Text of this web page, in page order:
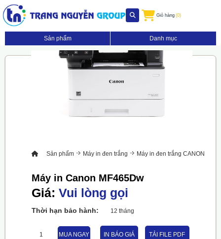
Giỏ hàng (0)
Sản phẩm Danh mục
Sản phẩm Máy in đen trắng Máy in đen trắng CANON
Máy in Canon MF465Dw
Giá: Vui lòng gọi
Thời hạn bảo hành: 12 tháng
MUA NGAY IN BÁO GIÁ TẢI FILE PDF